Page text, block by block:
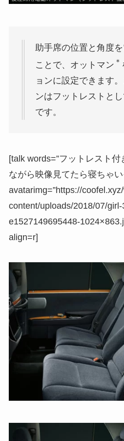
助手席の位置と角度
ことで、オットマン ＊
ョンに設定できます
ンはフットレストと
です。
[talk words=”フットレスト
ながら映像見てたら寝ちゃい
avatarimg=”https://
content/uploads/2018/07/
e1527149695448-
align=r]